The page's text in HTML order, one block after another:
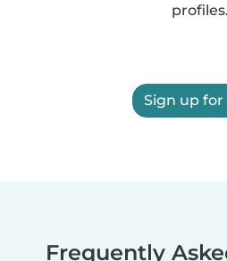
profiles.
Sign up for
Frequently